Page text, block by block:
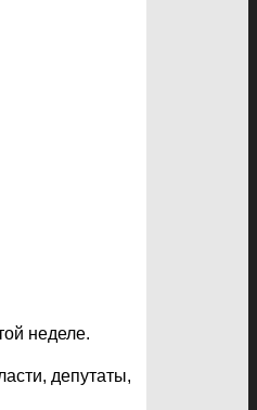
неделе.
депутаты,